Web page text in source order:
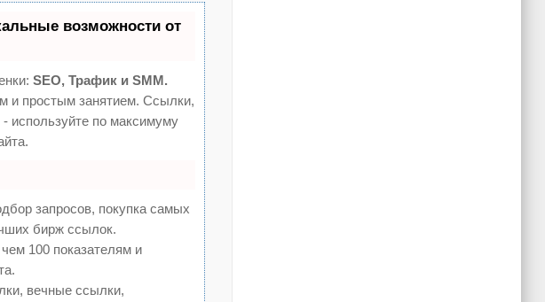
возможности от
SEO, Трафик и SMM.
и простым занятием. Ссылки,
используйте по максимуму
запросов, покупка самых
бирж ссылок.
100 показателям и
вечные ссылки,